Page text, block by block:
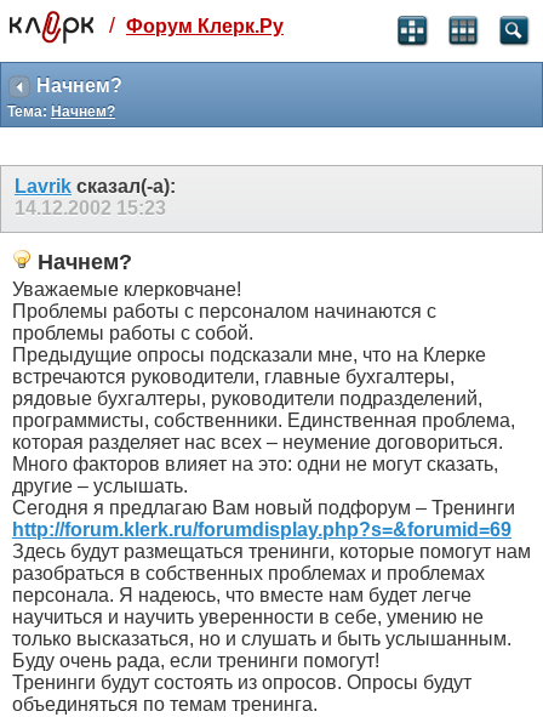
Святые угодники, Клерк без рекламы
прекрасен:)
месяц
3 месяца
259 ₽
-10%
499 ₽
-15%
Отмена Оплатить
/ Форум Клерк.Ру
Начнем?
Тема: Начнем?
Lavrik сказал(-а):
14.12.2002 15:23
Начнем?
Уважаемые клерковчане!
Проблемы работы с персоналом начинаются с
проблемы работы с собой.
Предыдущие опросы подсказали мне, что на Клерке
встречаются руководители, главные бухгалтеры,
рядовые бухгалтеры, руководители подразделений,
программисты, собственники. Единственная проблема,
которая разделяет нас всех – неумение договориться.
Много факторов влияет на это: одни не могут сказать,
другие – услышать.
Сегодня я предлагаю Вам новый подфорум – Тренинги
http://forum.klerk.ru/forumdisplay.php?s=&forumid=69
Здесь будут размещаться тренинги, которые помогут нам
разобраться в собственных проблемах и проблемах
персонала. Я надеюсь, что вместе нам будет легче
научиться и научить уверенности в себе, умению не
только высказаться, но и слушать и быть услышанным.
Буду очень рада, если тренинги помогут!
Тренинги будут состоять из опросов. Опросы будут
объединяться по темам тренинга.